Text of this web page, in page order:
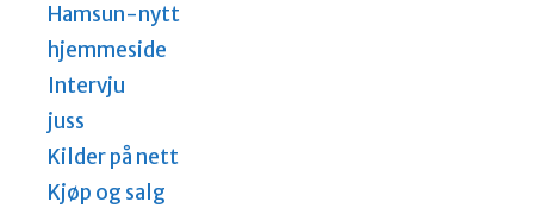
Hamsun-nytt
hjemmeside
Intervju
juss
Kilder på nett
Kjøp og salg